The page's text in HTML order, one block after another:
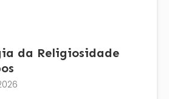
da Religiosidade